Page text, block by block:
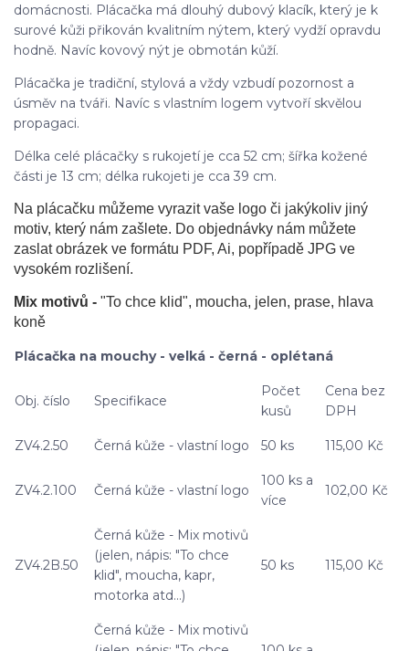
domácnosti. Plácačka má dlouhý dubový klacík, který je k
surové kůži přikován kvalitním nýtem, který vydží opravdu
hodně. Navíc kovový nýt je obmotán kůží.
Plácačka je tradiční, stylová a vždy vzbudí pozornost a
úsměv na tváři. Navíc s vlastním logem vytvoří skvělou
propagaci.
Délka celé plácačky s rukojetí je cca 52 cm; šířka kožené
části je 13 cm; délka rukojeti je cca 39 cm.
Na plácačku můžeme vyrazit vaše logo či jakýkoliv jiný
motiv, který nám zašlete. Do objednávky nám můžete
zaslat obrázek ve formátu PDF, Ai, popřípadě JPG ve
vysokém rozlišení.
Mix motivů - "To chce klid", moucha, jelen, prase, hlava
koně
Plácačka na mouchy - velká - černá - oplétaná
Obj. číslo Specifikace
Počet
kusů
Cena bez
DPH
ZV4.2.50 Černá kůže - vlastní logo 50 ks 115,00 Kč
ZV4.2.100 Černá kůže - vlastní logo
100 ks a
více
102,00 Kč
ZV4.2B.50
Černá kůže - Mix motivů
(jelen, nápis: "To chce
klid", moucha, kapr,
motorka atd…)
50 ks 115,00 Kč
Černá kůže - Mix motivů